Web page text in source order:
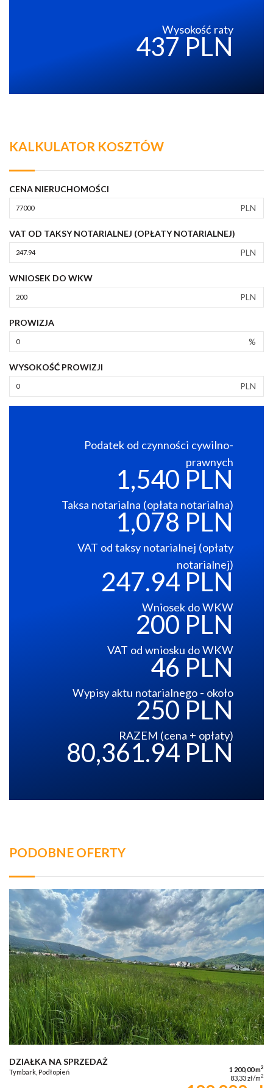
Wysokość raty
437 PLN
KALKULATOR KOSZTÓW
CENA NIERUCHOMOŚCI
PLN
VAT OD TAKSY NOTARIALNEJ (OPŁATY NOTARIALNEJ)
PLN
WNIOSEK DO WKW
PLN
PROWIZJA
%
WYSOKOŚĆ PROWIZJI
PLN
Podatek od czynności cywilno-
prawnych
1,540 PLN
Taksa notarialna (opłata notarialna)
1,078 PLN
VAT od taksy notarialnej (opłaty
notarialnej)
247.94 PLN
Wniosek do WKW
200 PLN
VAT od wniosku do WKW
46 PLN
Wypisy aktu notarialnego - około
250 PLN
RAZEM (cena + opłaty)
80,361.94 PLN
PODOBNE OFERTY
DZIAŁKA NA SPRZEDAŻ
Tymbark, Podłopień 1 200,00 m2
83,33 zł/m2